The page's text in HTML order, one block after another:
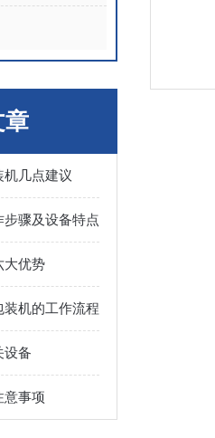
章
机几点建议
骤及设备特点
大优势
机的工作流程
设备
意事项